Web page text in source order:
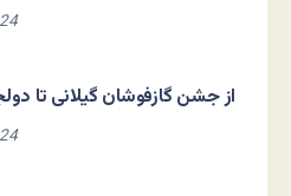
از جشن گازفوشان گیلانی تا